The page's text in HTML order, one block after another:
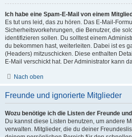
Ich habe eine Spam-E-Mail von einem
Es tut uns leid, das zu hören. Das E-Mail-
Sicherheitsvorkehrungen, die Benutzer, die
identifizieren sollen. Du solltest einem
du bekommen hast, weiterleiten. Dabei ist es
(Headers) mitzuschicken. Diese enthalten
E-Mail verschickt hat. Der Administrator kann
Nach oben
Freunde und ignorierte Mitglieder
Wozu benötige ich die Listen der Freunde
Du kannst diese Listen benutzen, um andere
verwalten. Mitglieder, die du deiner